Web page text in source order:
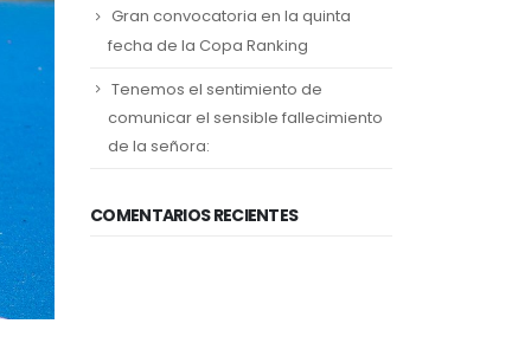
Gran convocatoria en la quinta
fecha de la Copa Ranking
Tenemos el sentimiento de
comunicar el sensible fallecimiento
de la señora:
COMENTARIOS RECIENTES